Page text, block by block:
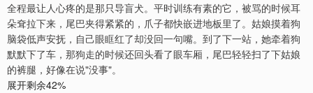
全程最让人心疼的是那只导盲犬。平时训练有素的它，被骂的时候耳
朵耷拉下来，尾巴夹得紧紧的，爪子都快嵌进地板里了。姑娘摸着狗
脑袋低声安抚，自己眼眶红了却没回一句嘴。到了下一站，她牵着狗
默默下了车，那狗走的时候还回头看了眼车厢，尾巴轻轻扫了下姑娘
的裤腿，好像在说"没事"。
展开剩余42%